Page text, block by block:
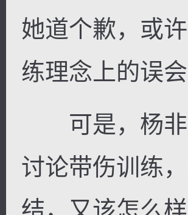
她道个歉，或
练理念上的误
可是，杨非
讨论带伤训练